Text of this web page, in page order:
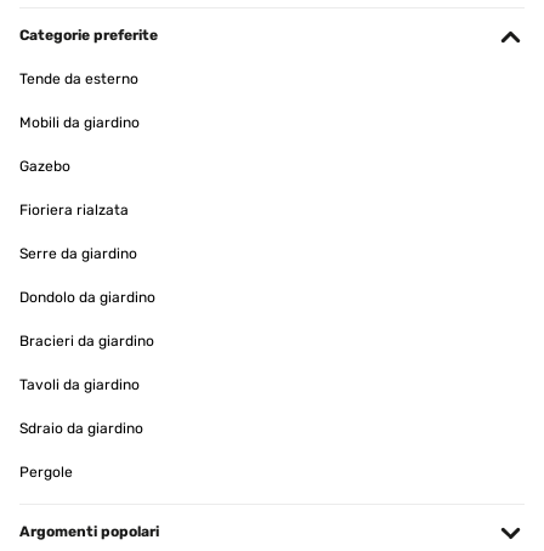
wurde nicht enttäuscht. Ich habe eine dreiteilige Wand von dem
Rückseite mit den Blättern verkleidet. So kann der Wind
die Haltbarkeit kann ich noch nichts sagen, nur dass beim
Amazon-Benutzer
intégrant parfaitement entre des haies déjà existantes et en
Categorie preferite
Tende da esterno
Mobili da giardino
Gazebo
Fioriera rialzata
Serre da giardino
Dondolo da giardino
Bracieri da giardino
Tavoli da giardino
Sdraio da giardino
Pergole
Argomenti popolari